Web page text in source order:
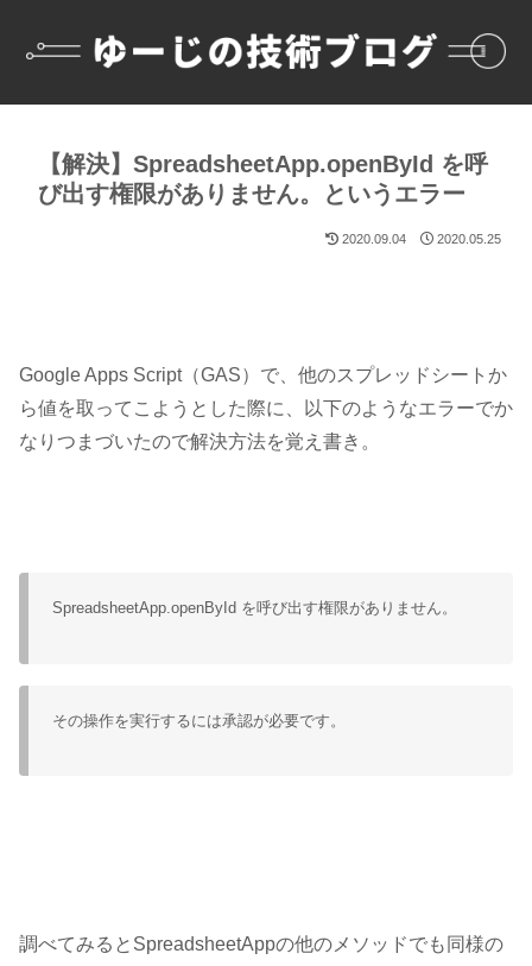
【解決】SpreadsheetApp.openById を呼
び出す権限がありません。というエラー
2020.09.04 2020.05.25
Google Apps Script（GAS）で、 他のスプレッドシートか
ら値を取ってこようとした際に、以下のようなエラーでか
なりつまづいたので解決方法を覚え書き。
SpreadsheetApp.openById を呼び出す権限がありません。
その操作を実行するには承認が必要です。
調べてみるとSpreadsheetAppの他のメソッドでも同様の